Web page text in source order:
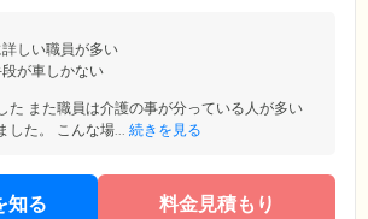
しい職員が多い
が車しかない
た また職員は介護の事が分っている人が多い
した。 こんな場... 続きを見る
知る 料金見積もり